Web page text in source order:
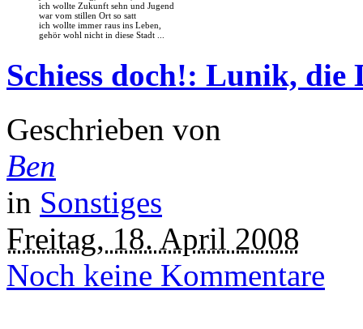
ich wollte Zukunft sehn und Jugend
war vom stillen Ort so satt
ich wollte immer raus ins Leben,
gehör wohl nicht in diese Stadt ...
Schiess doch!: Lunik, die
Geschrieben von
Ben
in Sonstiges
Freitag, 18. April 2008
Noch keine Kommentare